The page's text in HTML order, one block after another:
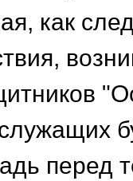
как
перед